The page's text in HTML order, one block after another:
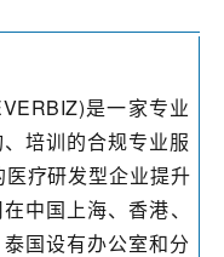
是一家专业
培训的合规专业服
疗研发型企业提升
中国上海、香港、
国设有办公室和分